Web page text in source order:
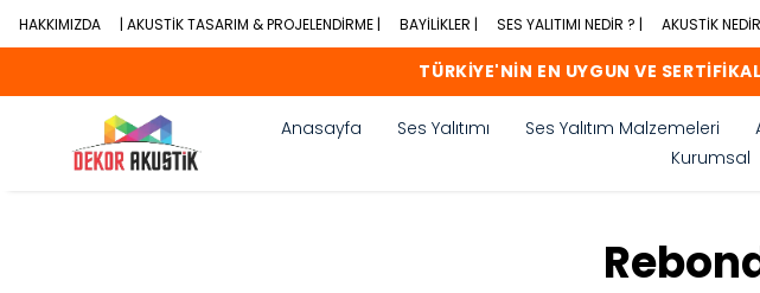
HAKKIMIZDA | AKUSTİK TASARIM & PROJELENDİRME | BAYİLİKLER | SES YALITIMI NEDİR ? | AKUSTİK
TÜRKİYE'NİN EN UYGUN VE
Anasayfa Ses Yalıtımı Ses Yalıtım Malzemeleri
Kurumsal